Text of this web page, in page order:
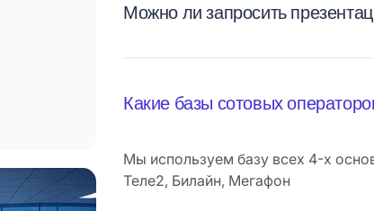
Можно ли запросить
Какие базы сотовых
Мы используем базу всех 4-х
Теле2, Билайн, Мегафон